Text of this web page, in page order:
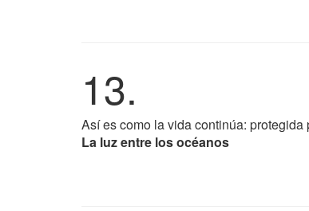
13.
Así es como la vida continúa:
La luz entre los océanos